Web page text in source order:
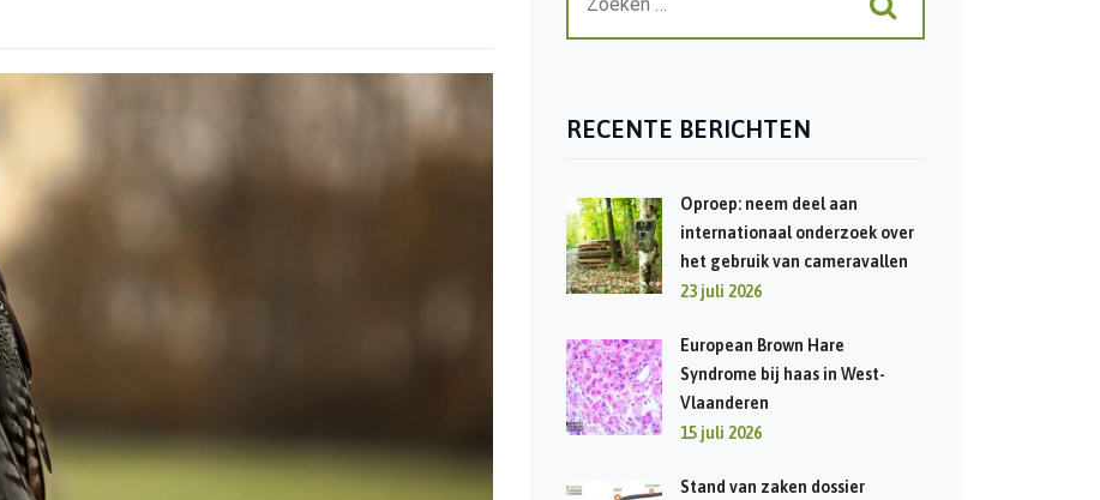
RECENTE BERICHTEN
Oproep: neem deel aan
internationaal onderzoek over
het gebruik van cameravallen
23 juli 2026
European Brown Hare
Syndrome bij haas in West-
Vlaanderen
15 juli 2026
Stand van zaken dossier